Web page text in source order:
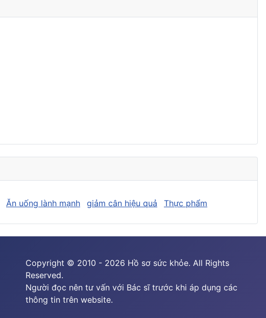
Ăn uống lành mạnh giảm cân hiệu quả Thực phẩm
Copyright © 2010 - 2026 Hồ sơ sức khỏe. All Rights
Reserved.
Người đọc nên tư vấn với Bác sĩ trước khi áp dụng các
thông tin trên website.